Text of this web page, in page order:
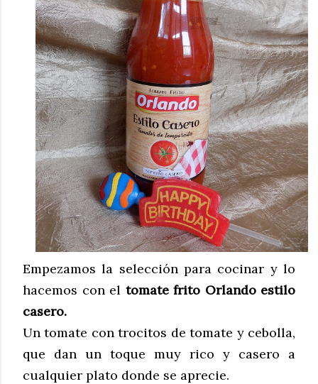
Empezamos la selección para cocinar y lo
hacemos con el tomate frito Orlando estilo
casero.
Un tomate con trocitos de tomate y cebolla,
que dan un toque muy rico y casero a
cualquier plato donde se aprecie.